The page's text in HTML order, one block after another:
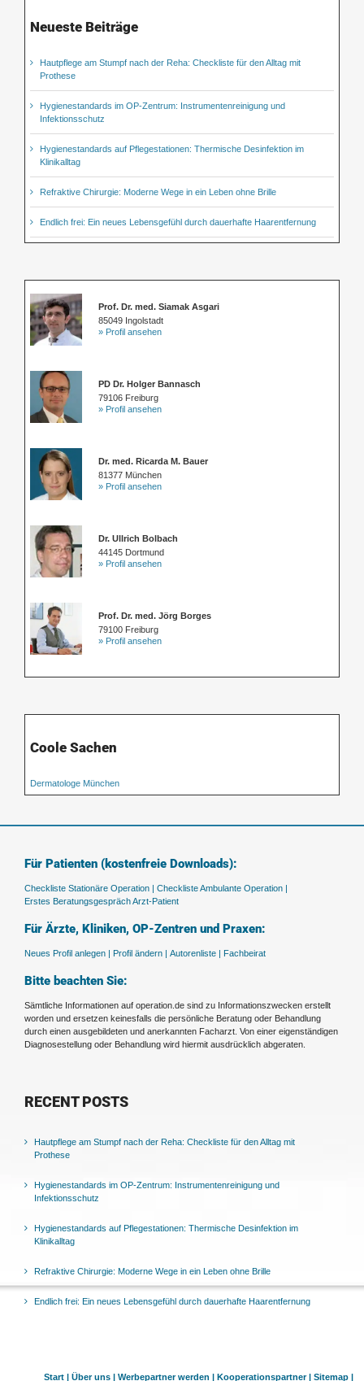
Neueste Beiträge
Hautpflege am Stumpf nach der Reha: Checkliste für den Alltag mit
Prothese
Hygienestandards im OP-Zentrum: Instrumentenreinigung und
Infektionsschutz
Hygienestandards auf Pflegestationen: Thermische Desinfektion im
Klinikalltag
Refraktive Chirurgie: Moderne Wege in ein Leben ohne Brille
Endlich frei: Ein neues Lebensgefühl durch dauerhafte Haarentfernung
Prof. Dr. med. Siamak Asgari
85049 Ingolstadt
» Profil ansehen
PD Dr. Holger Bannasch
79106 Freiburg
» Profil ansehen
Dr. med. Ricarda M. Bauer
81377 München
» Profil ansehen
Dr. Ullrich Bolbach
44145 Dortmund
» Profil ansehen
Prof. Dr. med. Jörg Borges
79100 Freiburg
» Profil ansehen
Coole Sachen
Dermatologe München
Für Patienten (kostenfreie Downloads):
Checkliste Stationäre Operation |
Checkliste Ambulante Operation |
Erstes Beratungsgespräch Arzt-Patient
Für Ärzte, Kliniken, OP-Zentren und Praxen:
Neues Profil anlegen | Profil ändern | Autorenliste | Fachbeirat
Bitte beachten Sie:
Sämtliche Informationen auf operation.de sind zu Informationszwecken erstellt
worden und ersetzen keinesfalls die persönliche Beratung oder Behandlung
durch einen ausgebildeten und anerkannten Facharzt. Von einer eigenständigen
Diagnosestellung oder Behandlung wird hiermit ausdrücklich abgeraten.
RECENT POSTS
Hautpflege am Stumpf nach der Reha: Checkliste für den Alltag mit
Prothese
Hygienestandards im OP-Zentrum: Instrumentenreinigung und
Infektionsschutz
Hygienestandards auf Pflegestationen: Thermische Desinfektion im
Klinikalltag
Refraktive Chirurgie: Moderne Wege in ein Leben ohne Brille
Endlich frei: Ein neues Lebensgefühl durch dauerhafte Haarentfernung
Start | Über uns | Werbepartner werden | Kooperationspartner | Sitemap |